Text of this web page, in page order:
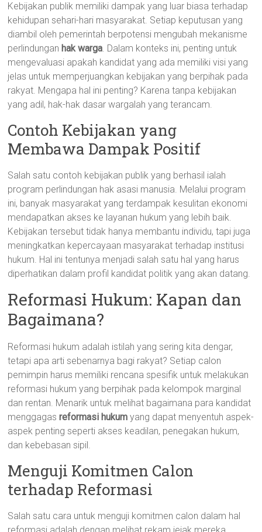
Kebijakan publik memiliki dampak yang luar biasa terhadap
kehidupan sehari-hari masyarakat. Setiap keputusan yang
diambil oleh pemerintah berpotensi mengubah mekanisme
perlindungan hak warga. Dalam konteks ini, penting untuk
mengevaluasi apakah kandidat yang ada memiliki visi yang
jelas untuk memperjuangkan kebijakan yang berpihak pada
rakyat. Mengapa hal ini penting? Karena tanpa kebijakan
yang adil, hak-hak dasar wargalah yang terancam.
Contoh Kebijakan yang
Membawa Dampak Positif
Salah satu contoh kebijakan publik yang berhasil ialah
program perlindungan hak asasi manusia. Melalui program
ini, banyak masyarakat yang terdampak kesulitan ekonomi
mendapatkan akses ke layanan hukum yang lebih baik.
Kebijakan tersebut tidak hanya membantu individu, tapi juga
meningkatkan kepercayaan masyarakat terhadap institusi
hukum. Hal ini tentunya menjadi salah satu hal yang harus
diperhatikan dalam profil kandidat politik yang akan datang.
Reformasi Hukum: Kapan dan
Bagaimana?
Reformasi hukum adalah istilah yang sering kita dengar,
tetapi apa arti sebenarnya bagi rakyat? Setiap calon
pemimpin harus memiliki rencana spesifik untuk melakukan
reformasi hukum yang berpihak pada kelompok marginal
dan rentan. Menarik untuk melihat bagaimana para kandidat
menggagasreformasi hukum yang dapat menyentuh aspek-
aspek penting seperti akses keadilan, penegakan hukum,
dan kebebasan sipil.
Menguji Komitmen Calon
terhadap Reformasi
Salah satu cara untuk menguji komitmen calon dalam hal